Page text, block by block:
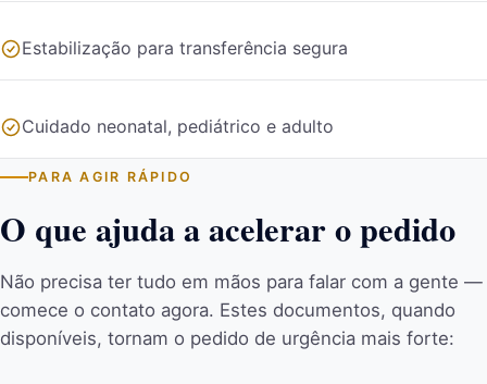
Estabilização para transferência segura
Cuidado neonatal, pediátrico e adulto
PARA AGIR RÁPIDO
O que ajuda a acelerar o pedido
Não precisa ter tudo em mãos para falar com a gente —
comece o contato agora. Estes documentos, quando
disponíveis, tornam o pedido de urgência mais forte: